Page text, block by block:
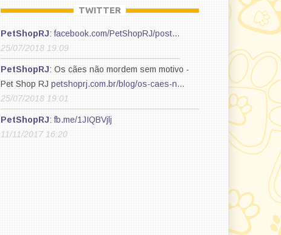
TWITTER
PetShopRJ:facebook.com/PetShopRJ/post…
25/07/2018 19:09
PetShopRJ: Os cães não mordem sem motivo -
Pet Shop RJpetshoprj.com.br/blog/os-caes-n…
25/07/2018 19:01
PetShopRJ:fb.me/1JIQBVjlj
11/11/2017 16:20